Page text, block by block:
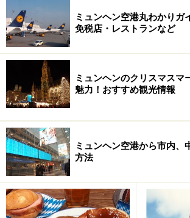
「オールドタイマーショー」では、ノスタ
が勢ぞろい！
ganz-muenchen.de
そしてもう一つの注目イベントは、オ
ョー。ポルシェ、ベンツ、BMWなど多
クな年代物の車が展示されます。スポ
の他、オートバイの展示も。ショーの
パレードも行われます。旧車ファンの
く！
【DATA】
ミュンヘン空港丸わかりガ
免税店・レストランなど
ミュンヘンのクリスマスマ
魅力！おすすめ観光情報
ミュンヘン空港から市内、
方法